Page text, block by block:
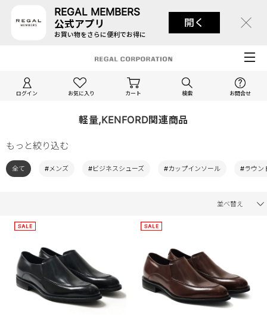
REGAL MEMBERS
公式アプリ
お買い物をさらに便利でお得に
開く
ログイン お気に入り カート 検索 お問合せ
軽量,KENFORD関連商品
もっと絞り込む
全て #メンズ #ビジネスシューズ #カップインソール #ラウン
並べ替え